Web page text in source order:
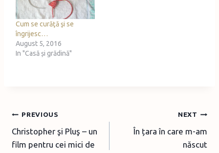
Cum se curăţă şi se
îngrijesc…
August 5, 2016
In "Casă și grădină"
Post
navigation
PREVIOUS
Christopher şi Pluş – un
film pentru cei mici de
NEXT
În țara în care m-am
născut